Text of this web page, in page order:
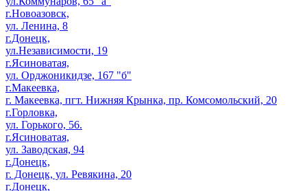
г.Новоазовск,
ул. Ленина, 8
г.Донецк,
ул.Независимости, 19
г.Ясиноватая,
ул. Орджоникидзе, 167 "б"
г.Макеевка,
г. Макеевка, пгт. Нижняя Крынка, пр. Комсомольский, 20
г.Горловка,
ул. Горького, 56.
г.Ясиноватая,
ул. Заводская, 94
г.Донецк,
г. Донецк, ул. Ревякина, 20
г.Донецк,